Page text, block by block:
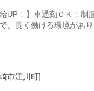
給UP！】車通勤ＯＫ！制
、長く働ける環境があり
市江川町]